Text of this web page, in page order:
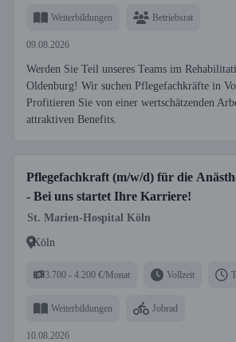
Weiterbildungen Betriebsrat
09.08.2026
Werden Sie Teil unseres Teams im
Oldenburg! Wir suchen Pflegefachkräfte in
Profitieren Sie von einer wertschätzenden
attraktiven Benefits.
Pflegefachkraft (m/w/d) für die
- Bei uns startet Ihre Karriere!
St. Marien-Hospital Köln
Köln
3.700 - 4.200 €/Monat Vollzeit
Weiterbildungen Jobrad
10.08.2026